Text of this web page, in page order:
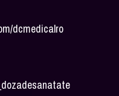
dcmedicalro